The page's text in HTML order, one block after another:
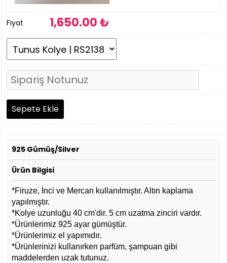
Fiyat 1,650.00 ₺
925 Gümüş/Silver
Ürün Bilgisi
*Firuze, İnci ve Mercan kullanılmıştır. Altın kaplama
yapılmıştır.
*Kolye uzunluğu 40 cm'dir. 5 cm uzatma zinciri vardır.
*Ürünlerimiz 925 ayar gümüştür.
*Ürünlerimiz el yapımıdır.
*Ürünlerinizi kullanırken parfüm, şampuan gibi
maddelerden uzak tutunuz.